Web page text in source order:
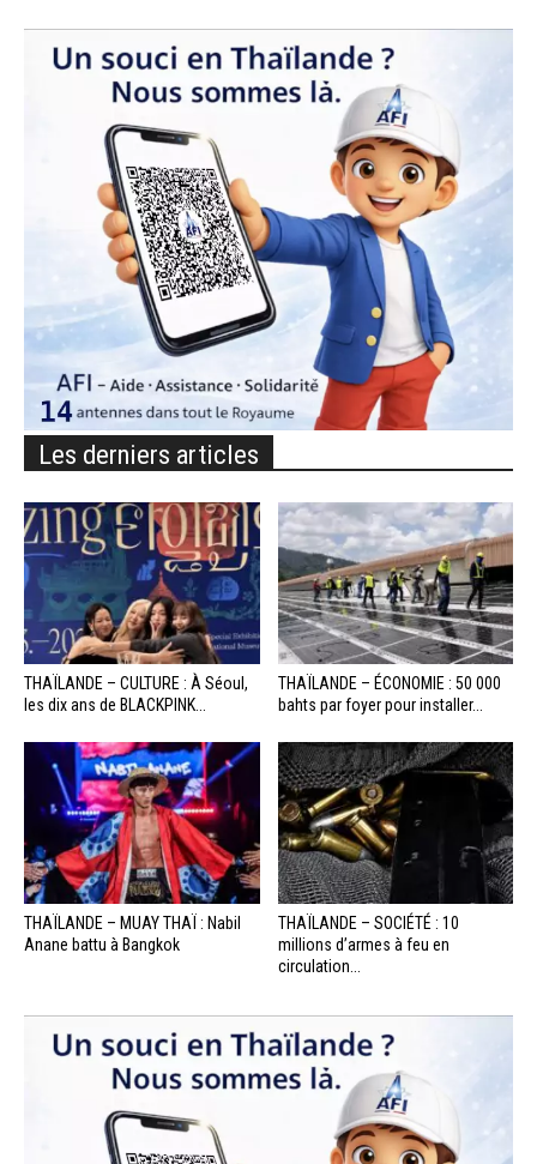
Les derniers articles
THAÏLANDE – CULTURE : À Séoul,
les dix ans de BLACKPINK...
THAÏLANDE – ÉCONOMIE : 50 000
bahts par foyer pour installer...
THAÏLANDE – MUAY THAÏ : Nabil
Anane battu à Bangkok
THAÏLANDE – SOCIÉTÉ : 10
millions d’armes à feu en
circulation...